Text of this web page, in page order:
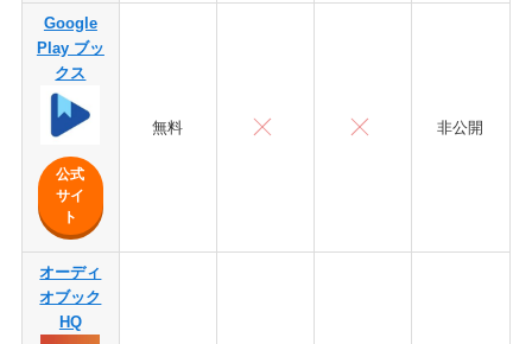
Google
Play ブッ
クス
公式
サイ
ト
無料 非公開
オーディ
オブック
HQ